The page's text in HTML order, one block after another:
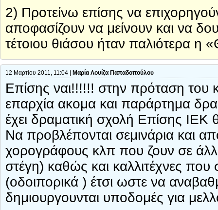
2) Προτείνω επίσης να
αποφασίζουν να μείνουν και να
τέτοιου θιάσου ήταν παλιότερα η
12 Μαρτίου 2011, 11:04 | Μαρία Λουίζα Παπαδοπούλου
Επίσης ναι!!!!!! στην πρόταση του
επαρχία ακομα και παράρτημα
έχει δραματική σχολή Επίσης ΙΕΚ
Να προβλέπονται σεμινάρια και
χορογράφους κλπ που ζουν σε
στέγη) καθώς και καλλιτέχνες που
(οδοιπορικά ) έτσι ωστε να
δημιουργουνται υποδομές για